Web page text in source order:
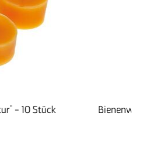
10 Stück, handgemacht von